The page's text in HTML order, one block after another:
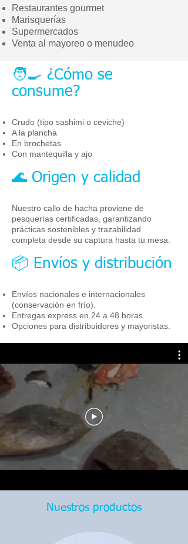
Restaurantes gourmet
Marisquerías
Supermercados
Venta al mayoreo o menudeo
🧑‍🍳 ¿Cómo se
consume?
Crudo (tipo sashimi o ceviche)
A la plancha
En brochetas
Con mantequilla y ajo
🌊 Origen y calidad
Nuestro callo de hacha proviene de
pesquerías certificadas, garantizando
prácticas sostenibles y trazabilidad
completa desde su captura hasta tu mesa.
📦 Envíos y distribución
Envíos nacionales e internacionales
(conservación en frío).
Entregas express en 24 a 48 horas.
Opciones para distribuidores y mayoristas.
Nuestros productos